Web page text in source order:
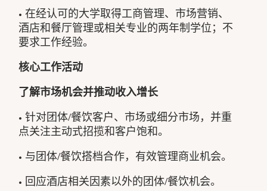
• 在经认可的大学取得工商管理、市场营销、
酒店和餐厅管理或相关专业的两年制学位；不
要求工作经验。
核心工作活动
了解市场机会并推动收入增长
• 针对团体/餐饮客户、市场或细分市场，并重
点关注主动式招揽和客户饱和。
• 与团体/餐饮搭档合作，有效管理商业机会。
• 回应酒店相关因素以外的团体/餐饮机会。